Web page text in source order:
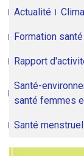
Actualité
Formation
Rapport
Santé-
santé femmes
Santé